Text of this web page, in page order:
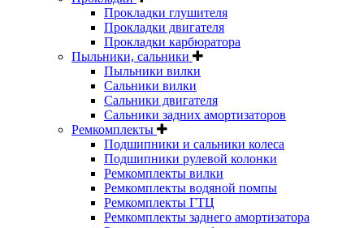
Прокладки глушителя
Прокладки двигателя
Прокладки карбюратора
Пыльники, сальники
Пыльники вилки
Сальники вилки
Сальники двигателя
Сальники задних амортизаторов
Ремкомплекты
Подшипники и сальники колеса
Подшипники рулевой колонки
Ремкомплекты вилки
Ремкомплекты водяной помпы
Ремкомплекты ГТЦ
Ремкомплекты заднего амортизатора